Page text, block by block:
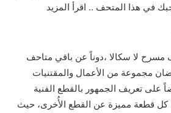
في هذا المتحف .. اقرأ المزيد
مسرح لا سكالا ،دوناً عن باقي متاحف
مجموعة من الأعمال والمقتنيات
على تعريف الجمهور بالقطع الفنية
كل قطعة مميزة عن القطع الأُخرى، حيث